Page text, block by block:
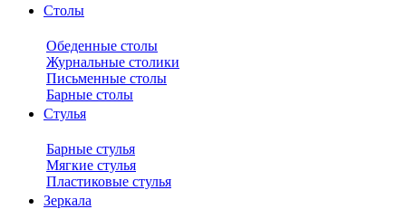
Столы
Обеденные столы
Журнальные столики
Письменные столы
Барные столы
Стулья
Барные стулья
Мягкие стулья
Пластиковые стулья
Зеркала